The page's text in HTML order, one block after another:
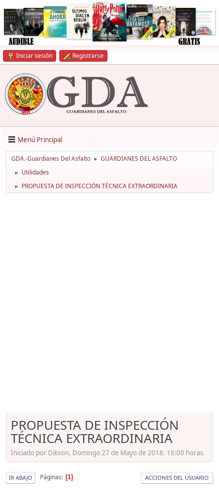
Iniciar sesión Registrarse
Menú Principal
GDA.-Guardianes Del Asfalto ► GUARDIANES DEL ASFALTO
► Utilidades
► PROPUESTA DE INSPECCIÓN TÉCNICA EXTRAORDINARIA
PROPUESTA DE INSPECCIÓN
TÉCNICA EXTRAORDINARIA
Iniciado por Dikxon, Domingo 27 de Mayo de 2018. 16:00 horas.
IR ABAJO Páginas 1 ACCIONES DEL USUARIO